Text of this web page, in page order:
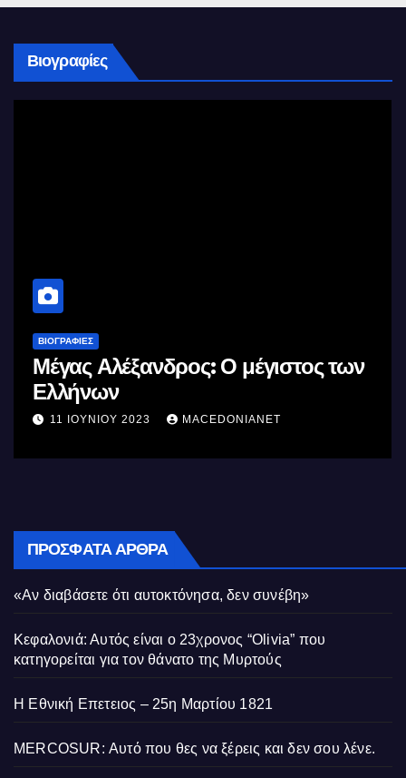
Βιογραφίες
ΒΙΟΓΡΑΦΊΕΣ
Μέγας Αλέξανδρος: Ο μέγιστος των
Ελλήνων
11 ΙΟΥΝΊΟΥ 2023 MACEDONIANET
ΠΡΌΣΦΑΤΑ ΆΡΘΡΑ
«Αν διαβάσετε ότι αυτοκτόνησα, δεν συνέβη»
Κεφαλονιά: Αυτός είναι ο 23χρονος “Olivia” που
κατηγορείται για τον θάνατο της Μυρτούς
Η Εθνική Επετειος – 25η Μαρτίου 1821
MERCOSUR: Αυτό που θες να ξέρεις και δεν σου λένε.